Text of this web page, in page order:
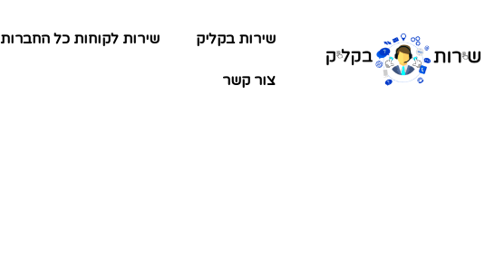
שירות בקליק שירות לקוחות כל החברות
צור קשר